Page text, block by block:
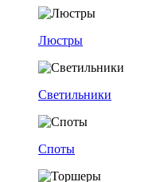
Люстры
Светильники
Споты